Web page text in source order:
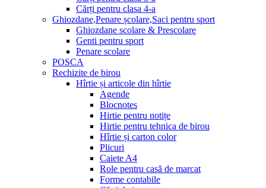
Cărți pentru clasa 4-a
Ghiozdane,Penare școlare,Saci pentru sport
Ghiozdane scolare & Prescolare
Genti pentru sport
Penare scolare
POSCA
Rechizite de birou
Hîrtie și articole din hîrtie
Agende
Blocnotes
Hirtie pentru notițe
Hirtie pentru tehnica de birou
Hîrtie și carton color
Plicuri
Caiete A4
Role pentru casă de marcat
Forme contabile